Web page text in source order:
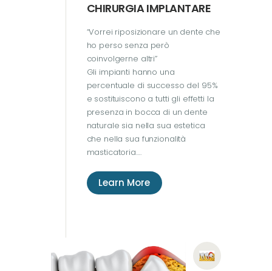
CHIRURGIA IMPLANTARE
“Vorrei riposizionare un dente che
ho perso senza però
coinvolgerne altri”
Gli impianti hanno una
percentuale di successo del 95%
e sostituiscono a tutti gli effetti la
presenza in bocca di un dente
naturale sia nella sua estetica
che nella sua funzionalità
masticatoria….
Learn More